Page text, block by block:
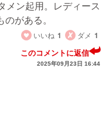
メン起用。レディース
がある。
いいね 1 ダメ 1
このコメントに返信
2025年09月23日 16:44